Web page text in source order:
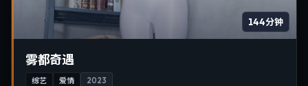
144分钟
雾都奇遇
综艺 爱情 2023